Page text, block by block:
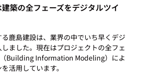
建築の全フェーズをデジタルツイ
鹿島建設は、業界の中でいち早くデジ
ました。現在はプロジェクトの全フェ
Building Information Modeling）によ
活用しています。